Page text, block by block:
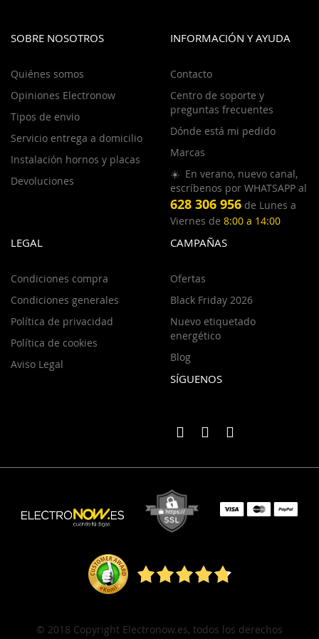
SOBRE NOSOTROS
Quiénes somos
Opiniones Electronow
Tipos de envio
Servicio entrega a domicilio
Instalación hornos y placas
Devoluciones
INFORMACIÓN Y AYUDA
Contacto
Centro de soporte y
preguntas frecuentes
Dónde está mi pedido
Marcas
☀️ En verano, nuevo canal,
escríbenos por WHATSAPP al
628 306 956 de Lunes a
Viernes de 8:00 a 14:00
LEGAL
Condiciones compra
Condiciones generales
Política de privacidad
Política de cookies
Aviso Legal
CAMPAÑAS
Ofertas
Black Friday 2026
Nuevo etiquetado
energético
Blog
SÍGUENOS
© 2018 Copyright Electronow.es, todos los derechos